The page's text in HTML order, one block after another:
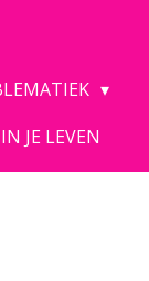
JE LEVEN